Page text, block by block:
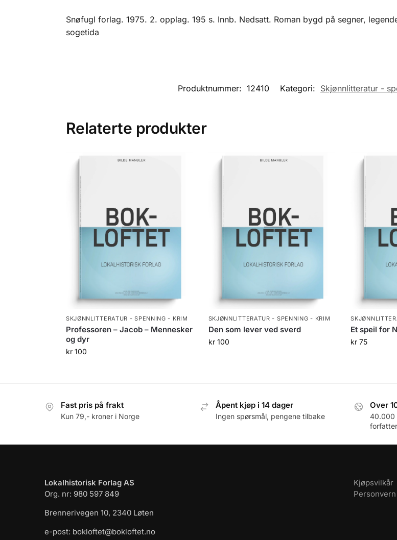
Snøfugl forlag. 1975. 2. opplag. 195 s. Innb. Nedsatt. Roman bygd på segner,
sogetida
Produktnummer: 12410 Kategori: Skjønnlitteratur -
Relaterte produkter
SKJØNNLITTERATUR - SPENNING - KRIM
Professoren – Jacob – Mennesker
og dyr
kr100
SKJØNNLITTERATUR - SPENNING - KRIM
Den som lever ved sverd
kr100
Et speil for
kr 75
Fast pris på frakt
Kun 79,- kroner i Norge
Åpent kjøp i 14 dager
Ingen spørsmål, pengene tilbake
Over
40.000
Lokalhistorisk Forlag AS
Org. nr: 980 597 849
Brennerivegen 10, 2340 Løten
e-post: bokloftet@bokloftet.no
Kjøpsvilkår
Personvern